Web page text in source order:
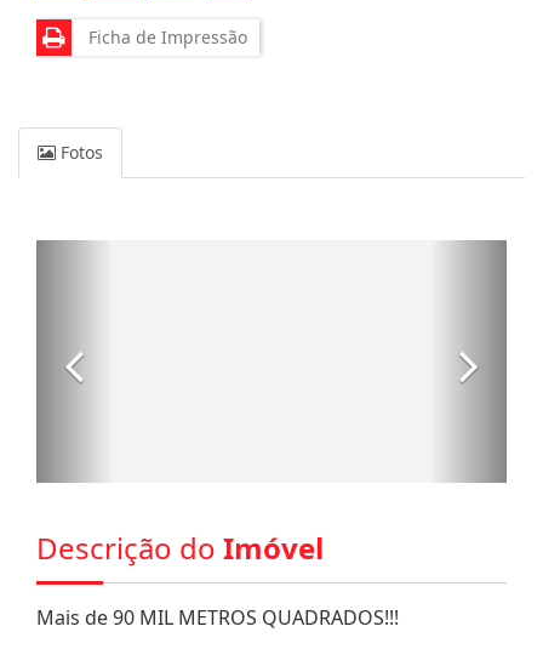
Ficha de Impressão
Fotos
Descrição do Imóvel
Mais de 90 MIL METROS QUADRADOS!!!